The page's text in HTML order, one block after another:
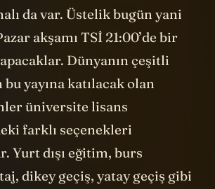
da var. Üstelik bugün yani
akşamı TSİ 21:00’de bir
Dünyanın çeşitli
yayına katılacak olan
üniversite lisans
farklı seçenekleri
Yurt dışı eğitim, burs
dikey geçiş, yatay geçiş gibi